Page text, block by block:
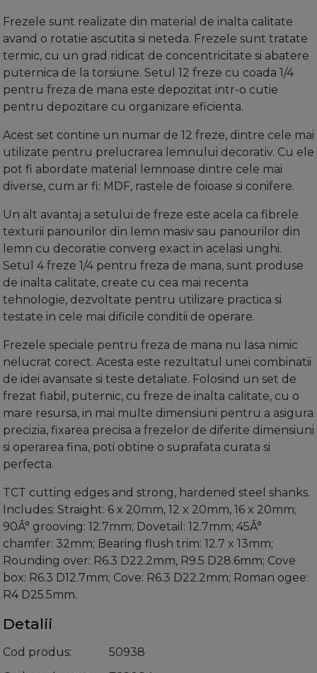
Frezele sunt realizate din material de inalta calitate
avand o rotatie ascutita si neteda. Frezele sunt tratate
termic, cu un grad ridicat de concentricitate si abatere
puternica de la torsiune. Setul 12 freze cu coada 1/4
pentru freza de mana este depozitat intr-o cutie
pentru depozitare cu organizare eficienta.
Acest set contine un numar de 12 freze, dintre cele mai
utilizate pentru prelucrarea lemnului decorativ. Cu ele
pot fi abordate material lemnoase dintre cele mai
diverse, cum ar fi: MDF, rastele de foioase si conifere.
Un alt avantaj a setului de freze este acela ca fibrele
texturii panourilor din lemn masiv sau panourilor din
lemn cu decoratie converg exact in acelasi unghi.
Setul 4 freze 1/4 pentru freza de mana, sunt produse
de inalta calitate, create cu cea mai recenta
tehnologie, dezvoltate pentru utilizare practica si
testate in cele mai dificile conditii de operare.
Frezele speciale pentru freza de mana nu lasa nimic
nelucrat corect. Acesta este rezultatul unei combinatii
de idei avansate si teste detaliate. Folosind un set de
frezat fiabil, puternic, cu freze de inalta calitate, cu o
mare resursa, in mai multe dimensiuni pentru a asigura
precizia, fixarea precisa a frezelor de diferite dimensiuni
si operarea fina, poti obtine o suprafata curata si
perfecta.
TCT cutting edges and strong, hardened steel shanks.
Includes: Straight: 6 x 20mm, 12 x 20mm, 16 x 20mm;
90Â° grooving: 12.7mm; Dovetail: 12.7mm; 45Â°
chamfer: 32mm; Bearing flush trim: 12.7 x 13mm;
Rounding over: R6.3 D22.2mm, R9.5 D28.6mm; Cove
box: R6.3 D12.7mm; Cove: R6.3 D22.2mm; Roman ogee:
R4 D25.5mm.
Detalii
Cod produs
50938